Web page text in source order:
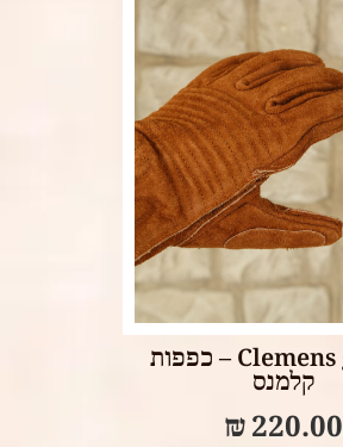
Select options
Clemens gloves – כפפות
קלמנס
₪ 220.00